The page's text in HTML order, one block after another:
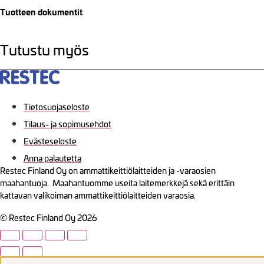
Tuotteen dokumentit
Tutustu myös
Tietosuojaseloste
Tilaus- ja sopimusehdot
Evästeseloste
Anna palautetta
Restec Finland Oy on ammattikeittiölaitteiden ja -varaosien
maahantuoja. Maahantuomme useita laitemerkkejä sekä erittäin
kattavan valikoiman ammattikeittiölaitteiden varaosia.
© Restec Finland Oy 2026